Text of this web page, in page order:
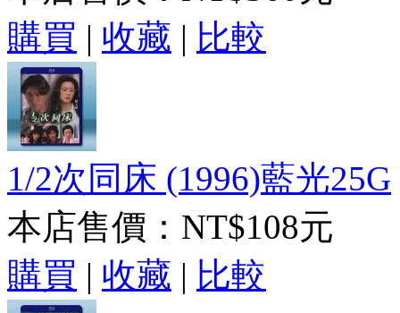
購買 | 收藏 | 比較
1/2次同床 (1996)藍光25G
本店售價： NT$108元
購買 | 收藏 | 比較